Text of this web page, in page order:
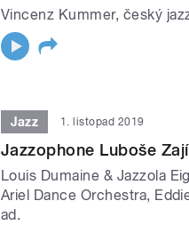
Vincenz Kummer, český
Jazz 1. listopad 2019
Jazzophone Luboše
Louis Dumaine & Jazzola
Ariel Dance Orchestra,
ad.